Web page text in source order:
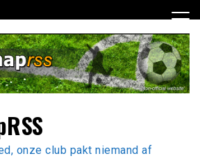
onze club pakt niemand af